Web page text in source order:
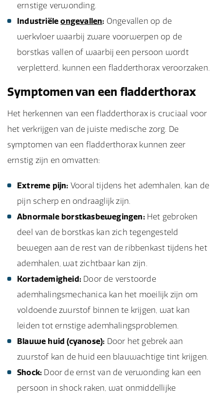
ernstige verwonding.
Industriëleongevallen: Ongevallen op de
werkvloer waarbij zware voorwerpen op de
borstkas vallen of waarbij een persoon wordt
verpletterd, kunnen een fladderthorax veroorzaken.
Symptomen van een fladderthorax
Het herkennen van een fladderthorax is cruciaal voor
het verkrijgen van de juiste medische zorg. De
symptomen van een fladderthorax kunnen zeer
ernstig zijn en omvatten:
Extreme pijn: Vooral tijdens het ademhalen, kan de
pijn scherp en ondraaglijk zijn.
Abnormale borstkasbewegingen:Het gebroken
deel van de borstkas kan zich tegengesteld
bewegen aan de rest van de ribbenkast tijdens het
ademhalen, wat zichtbaar kan zijn.
Kortademigheid: Door de verstoorde
ademhalingsmechanica kan het moeilijk zijn om
voldoende zuurstof binnen te krijgen, wat kan
leiden tot ernstige ademhalingsproblemen.
Blauwe huid (cyanose): Door het gebrek aan
zuurstof kan de huid een blauwachtige tint krijgen.
Shock: Door de ernst van de verwonding kan een
persoon in shock raken, wat onmiddellijke